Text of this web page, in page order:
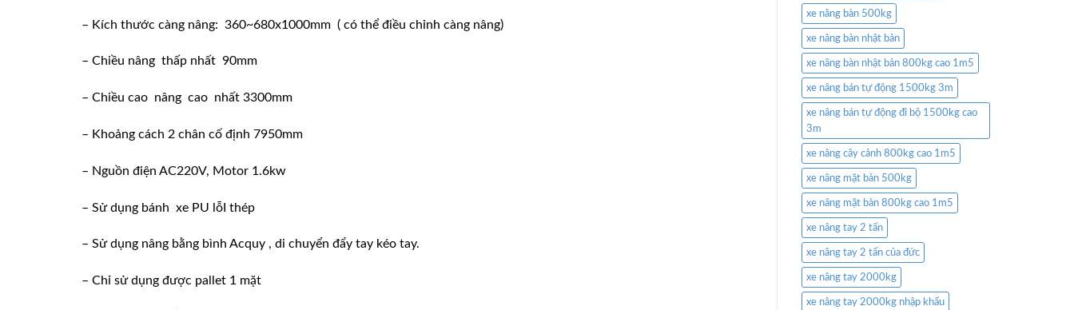
– Kích thước càng nâng: 360~680x1000mm ( có thể điều chỉnh càng nâng)
– Chiều nâng thấp nhất 90mm
– Chiều cao nâng cao nhất 3300mm
– Khoảng cách 2 chân cố định 7950mm
– Nguồn điện AC220V, Motor 1.6kw
– Sử dụng bánh xe PU lỗI thép
– Sử dụng nâng bằng bình Acquy , di chuyển đẩy tay kéo tay.
– Chỉ sử dụng được pallet 1 mặt
xe nâng bàn 500kg
xe nâng bàn nhật bản
xe nâng bàn nhật bản 800kg cao 1m5
xe nâng bán tự động 1500kg 3m
xe nâng bán tự động đi bộ 1500kg cao
3m
xe nâng cây cảnh 800kg cao 1m5
xe nâng mặt bàn 500kg
xe nâng mặt bàn 800kg cao 1m5
xe nâng tay 2 tấn
xe nâng tay 2 tấn của đức
xe nâng tay 2000kg
xe nâng tay 2000kg nhập khẩu